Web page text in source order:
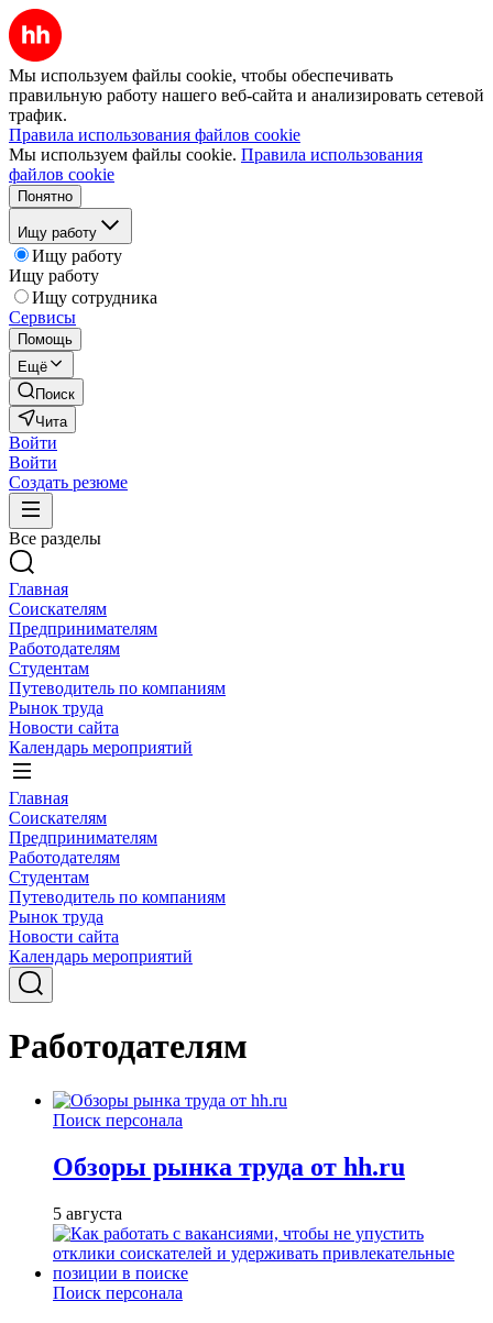
Мы используем файлы cookie, чтобы обеспечивать
правильную работу нашего веб-сайта и анализировать сетевой
трафик.
Правила использования файлов cookie
Мы используем файлы cookie. Правила использования
файлов cookie
Понятно
Ищу работу
Ищу работу
Ищу работу
Ищу сотрудника
Сервисы
Помощь
Ещё
Поиск
Чита
Войти
Войти
Создать резюме
Все разделы
Главная
Соискателям
Предпринимателям
Работодателям
Студентам
Путеводитель по компаниям
Рынок труда
Новости сайта
Календарь мероприятий
Главная
Соискателям
Предпринимателям
Работодателям
Студентам
Путеводитель по компаниям
Рынок труда
Новости сайта
Календарь мероприятий
Работодателям
Поиск персонала
Обзоры рынка труда от hh.ru
5 августа
Поиск персонала